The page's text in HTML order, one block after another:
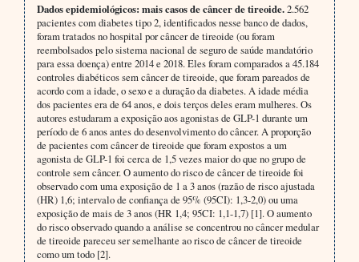
Dados epidemiológicos: mais casos de câncer de tireoide.2.562
pacientes com diabetes tipo 2, identificados nesse banco de dados,
foram tratados no hospital por câncer de tireoide (ou foram
reembolsados pelo sistema nacional de seguro de saúde mandatório
para essa doença) entre 2014 e 2018. Eles foram comparados a 45.184
controles diabéticos sem câncer de tireoide, que foram pareados de
acordo com a idade, o sexo e a duração da diabetes. A idade média
dos pacientes era de 64 anos, e dois terços deles eram mulheres. Os
autores estudaram a exposição aos agonistas de GLP-1 durante um
período de 6 anos antes do desenvolvimento do câncer. A proporção
de pacientes com câncer de tireoide que foram expostos a um
agonista de GLP-1 foi cerca de 1,5 vezes maior do que no grupo de
controle sem câncer. O aumento do risco de câncer de tireoide foi
observado com uma exposição de 1 a 3 anos (razão de risco ajustada
(HR) 1,6; intervalo de confiança de 95% (95CI): 1,3-2,0) ou uma
exposição de mais de 3 anos (HR 1,4; 95CI: 1,1-1,7) [1]. O aumento
do risco observado quando a análise se concentrou no câncer medular
de tireoide pareceu ser semelhante ao risco de câncer de tireoide
como um todo [2].